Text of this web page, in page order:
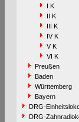
I K
II K
III K
IV K
V K
VI K
Preußen
Baden
Württemberg
Bayern
DRG-
DRG-